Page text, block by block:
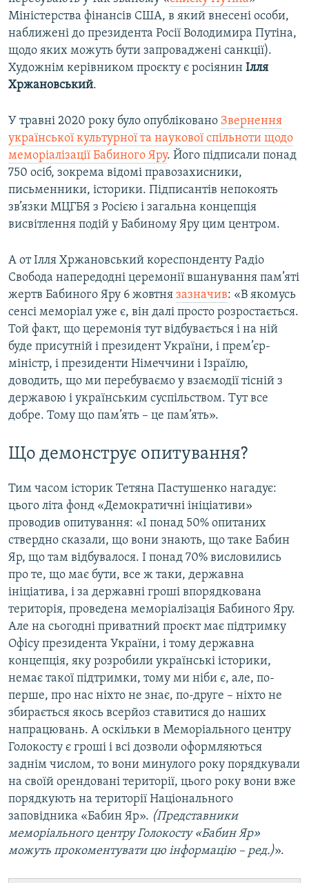
Міністерства фінансів США, в який внесені особи,
наближені до президента Росії Володимира Путіна,
щодо яких можуть бути запроваджені санкції).
Художнім керівником проєкту є росіянин Ілля
Хржановський.
У травні 2020 року було опубліковано Звернення
української культурної та наукової спільноти щодо
меморіалізації Бабиного Яру. Його підписали понад
750 осіб, зокрема відомі правозахисники,
письменники, історики. Підписантів непокоять
зв’язки МЦГБЯ з Росією і загальна концепція
висвітлення подій у Бабиному Яру цим центром.
А от Ілля Хржановський кореспонденту Радіо
Свобода напередодні церемонії вшанування пам’яті
жертв Бабиного Яру 6 жовтня зазначив: «В якомусь
сенсі меморіал уже є, він далі просто розростається.
Той факт, що церемонія тут відбувається і на ній
буде присутній і президент України, і прем’єр-
міністр, і президенти Німеччини і Ізраїлю,
доводить, що ми перебуваємо у взаємодії тісній з
державою і українським суспільством. Тут все
добре. Тому що пам’ять – це пам’ять».
Що демонструє опитування?
Тим часом історик Тетяна Пастушенко нагадує:
цього літа фонд «Демократичні ініціативи»
проводив опитування: «І понад 50% опитаних
ствердно сказали, що вони знають, що таке Бабин
Яр, що там відбувалося. І понад 70% висловились
про те, що має бути, все ж таки, державна
ініціатива, і за державні гроші впорядкована
територія, проведена меморіалізація Бабиного Яру.
Але на сьогодні приватний проєкт має підтримку
Офісу президента України, і тому державна
концепція, яку розробили українські історики,
немає такої підтримки, тому ми ніби є, але, по-
перше, про нас ніхто не знає, по-друге – ніхто не
збирається якось всерйоз ставитися до наших
напрацювань. А оскільки в Меморіального центру
Голокосту є гроші і всі дозволи оформляються
заднім числом, то вони минулого року порядкували
на своїй орендовані території, цього року вони вже
порядкують на території Національного
заповідника «Бабин Яр». (Представники
меморіального центру Голокосту «Бабин Яр»
можуть прокоментувати цю інформацію – ред.)».